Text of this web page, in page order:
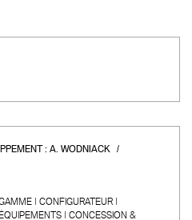
: A. WODNIACK
CONFIGURATEUR
CONCESSION &